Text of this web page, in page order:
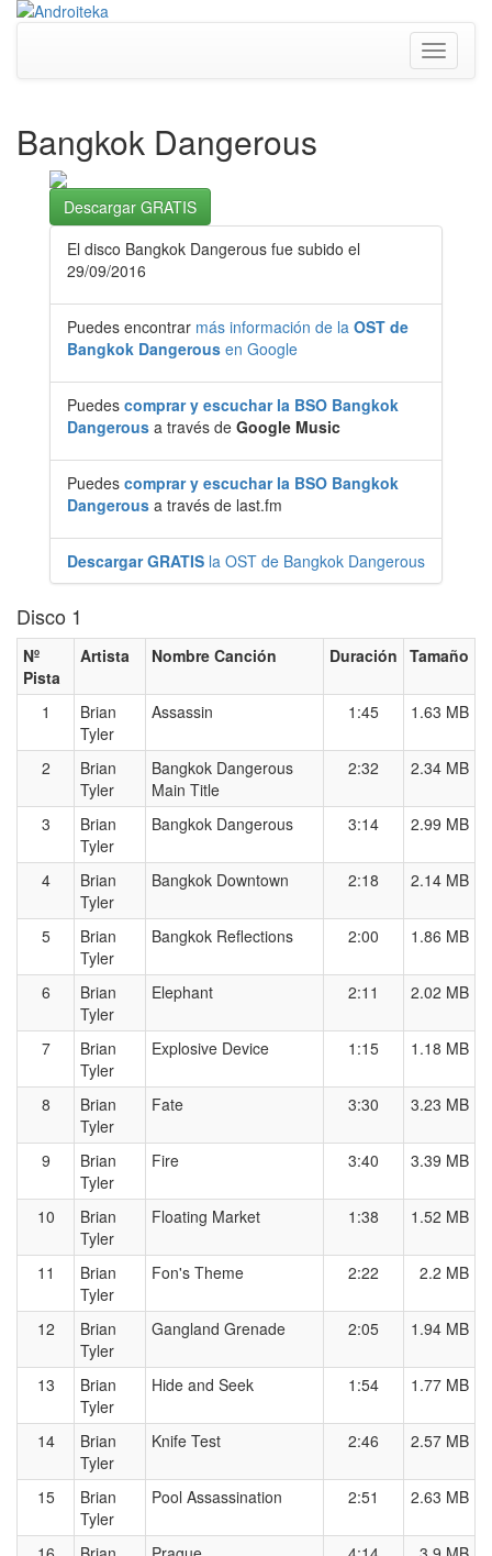
Toggle
Bangkok Dangerous
Descargar GRATIS
El disco Bangkok Dangerous fue subido el
29/09/2016
Puedes encontrar más información de la OST de
Bangkok Dangerous en Google
Puedes comprar y escuchar la BSO Bangkok
Dangerous a través de Google Music
Puedes comprar y escuchar la BSO Bangkok
Dangerous a través de last.fm
Descargar GRATIS la OST de Bangkok Dangerous
Disco 1
Nº
Pista
Artista Nombre Canción Duración Tamaño
1
Brian
Tyler
Assassin 1:45 1.63 MB
2
Brian
Tyler
Bangkok Dangerous
Main Title
2:32 2.34 MB
3
Brian
Tyler
Bangkok Dangerous 3:14 2.99 MB
4
Brian
Tyler
Bangkok Downtown 2:18 2.14 MB
5
Brian
Tyler
Bangkok Reflections 2:00 1.86 MB
6
Brian
Tyler
Elephant 2:11 2.02 MB
7
Brian
Tyler
Explosive Device 1:15 1.18 MB
8
Brian
Tyler
Fate 3:30 3.23 MB
9
Brian
Tyler
Fire 3:40 3.39 MB
10
Brian
Tyler
Floating Market 1:38 1.52 MB
11
Brian
Tyler
Fon's Theme 2:22 2.2 MB
12
Brian
Tyler
Gangland Grenade 2:05 1.94 MB
13
Brian
Tyler
Hide and Seek 1:54 1.77 MB
14
Brian
Tyler
Knife Test 2:46 2.57 MB
15
Brian
Tyler
Pool Assassination 2:51 2.63 MB